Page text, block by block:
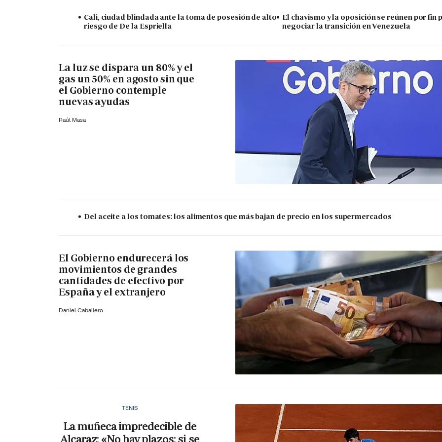
Cali, ciudad blindada ante la toma de posesión de alto
riesgo de De la Espriella
El chavismo y la oposición se reúnen por fin
negociar la transición en Venezuela
La luz se dispara un 80% y el
gas un 50% en agosto sin que
el Gobierno contemple
nuevas ayudas
Raúl Masa
Del aceite a los tomates: los alimentos que más bajan de precio en los supermercados
El Gobierno endurecerá los
movimientos de grandes
cantidades de efectivo por
España y el extranjero
Daniel Caballero
TENIS
La muñeca impredecible de